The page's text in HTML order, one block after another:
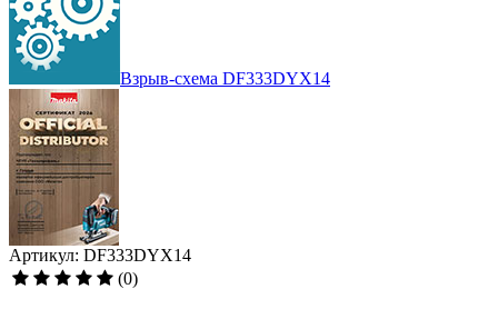
Взрыв-схема DF333DYX14
Артикул: DF333DYX14
(0)